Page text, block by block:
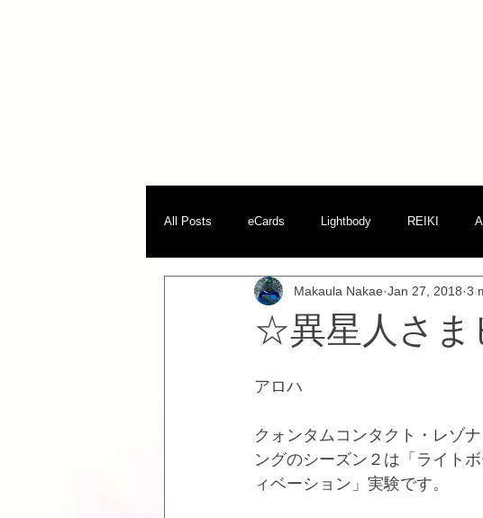
All Posts eCards Lightbody REIKI
パラダイム転換
☆異星人さま
Makaula Nakae Jan 27, 2018 3
アロハ
クォンタムコンタクト・レゾ
ングのシーズン２は「ライト
ィベーション」実験です。